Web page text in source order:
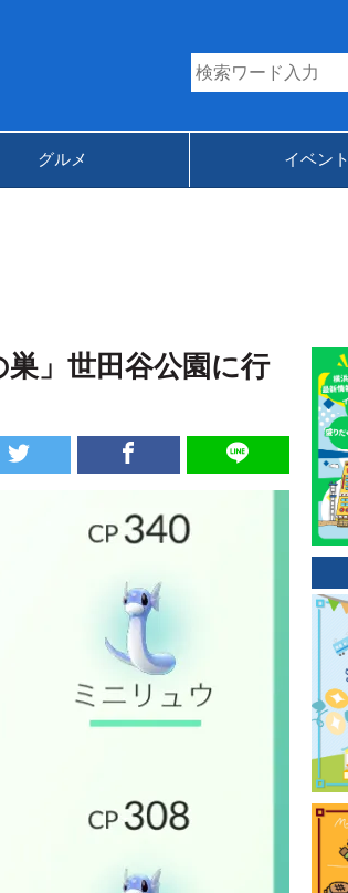
グルメ イベント
」世田谷公園に行